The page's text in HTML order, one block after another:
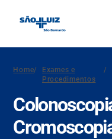
Home/
Exames e
Procedimentos
/